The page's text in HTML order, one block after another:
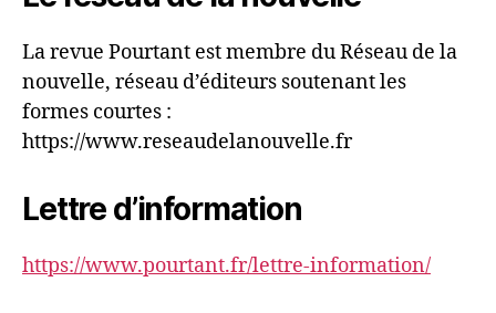
La revue Pourtant est membre du Réseau de la
nouvelle, réseau d’éditeurs soutenant les
formes courtes :
https://www.reseaudelanouvelle.fr
Lettre d’information
https://www.pourtant.fr/lettre-information/